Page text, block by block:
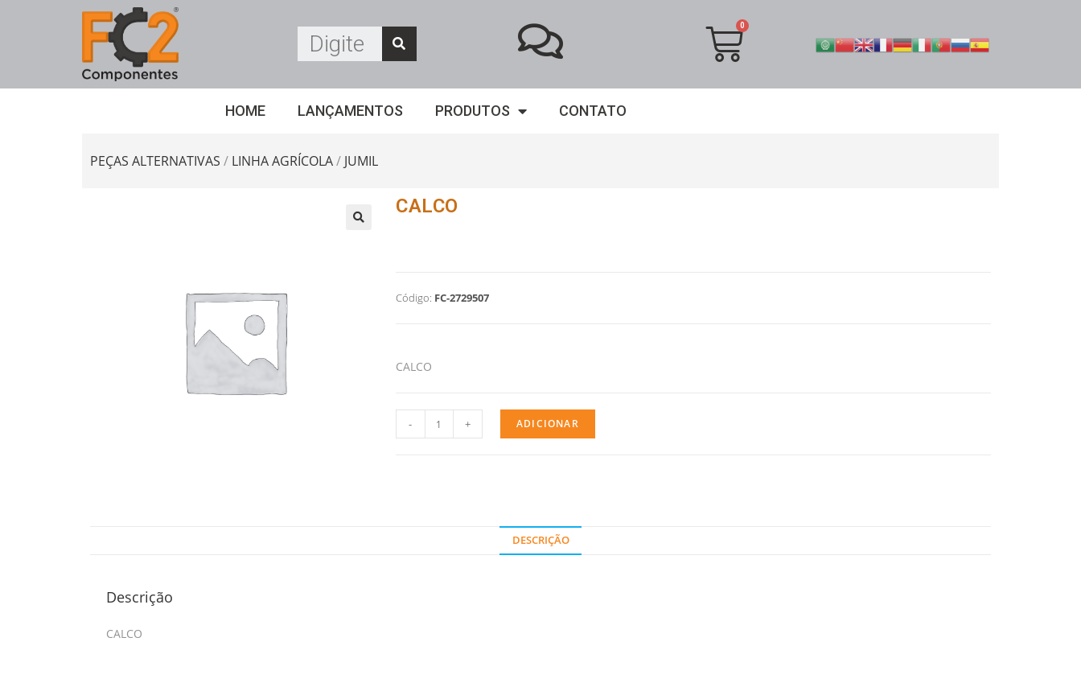
HOME LANÇAMENTOS PRODUTOS CONTATO
PEÇAS ALTERNATIVAS / LINHA AGRÍCOLA/ JUMIL
CALCO
Código: FC-2729507
CALCO
- + ADICIONAR
DESCRIÇÃO
Descrição
CALCO